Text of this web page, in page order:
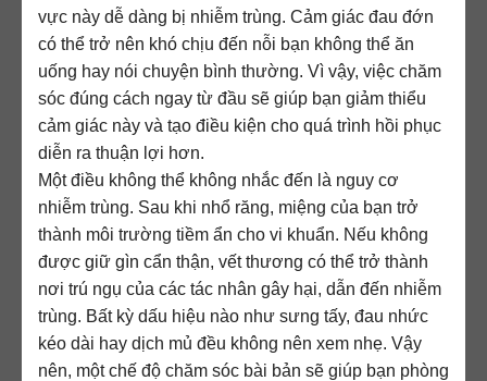
vực này dễ dàng bị nhiễm trùng. Cảm giác đau đớn
có thể trở nên khó chịu đến nỗi bạn không thể ăn
uống hay nói chuyện bình thường. Vì vậy, việc chăm
sóc đúng cách ngay từ đầu sẽ giúp bạn giảm thiểu
cảm giác này và tạo điều kiện cho quá trình hồi phục
diễn ra thuận lợi hơn.
Một điều không thể không nhắc đến là nguy cơ
nhiễm trùng. Sau khi nhổ răng, miệng của bạn trở
thành môi trường tiềm ẩn cho vi khuẩn. Nếu không
được giữ gìn cẩn thận, vết thương có thể trở thành
nơi trú ngụ của các tác nhân gây hại, dẫn đến nhiễm
trùng. Bất kỳ dấu hiệu nào như sưng tấy, đau nhức
kéo dài hay dịch mủ đều không nên xem nhẹ. Vậy
nên, một chế độ chăm sóc bài bản sẽ giúp bạn phòng